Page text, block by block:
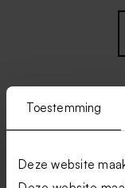
Toestemming
Deze website
Originele
Nieuw